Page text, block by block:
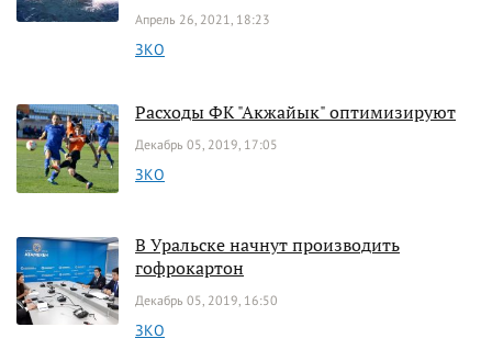
Апрель 26, 2021, 18:23
ЗКО
Расходы ФК "Акжайык" оптимизируют
Декабрь 05, 2019, 17:05
ЗКО
В Уральске начнут производить
гофрокартон
Декабрь 05, 2019, 16:50
ЗКО